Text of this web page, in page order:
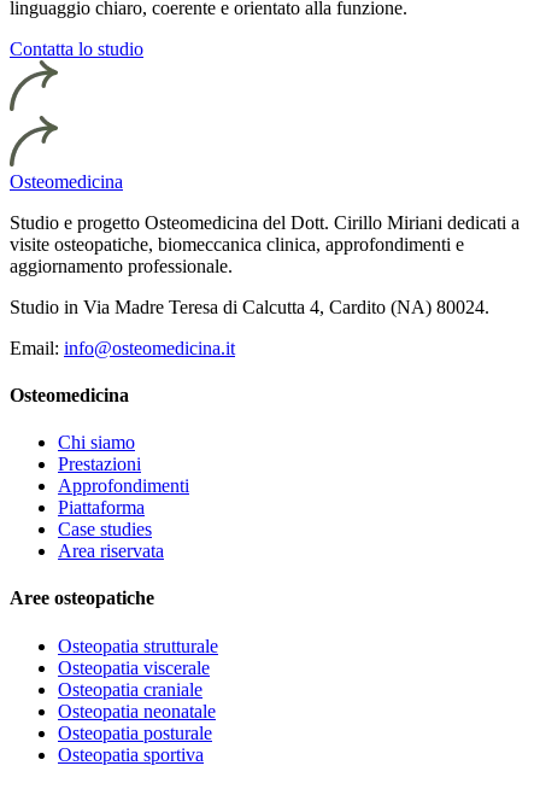
linguaggio chiaro, coerente e orientato alla funzione.
Contatta lo studio
Osteomedicina
Studio e progetto Osteomedicina del Dott. Cirillo Miriani dedicati a
visite osteopatiche, biomeccanica clinica, approfondimenti e
aggiornamento professionale.
Studio in Via Madre Teresa di Calcutta 4, Cardito (NA) 80024.
Email: info@osteomedicina.it
Osteomedicina
Chi siamo
Prestazioni
Approfondimenti
Piattaforma
Case studies
Area riservata
Aree osteopatiche
Osteopatia strutturale
Osteopatia viscerale
Osteopatia craniale
Osteopatia neonatale
Osteopatia posturale
Osteopatia sportiva